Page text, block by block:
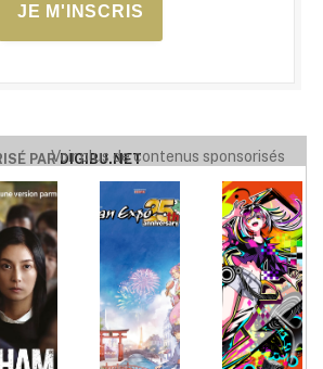
JE M'INSCRIS
PARDIGIBU.NET
Voir plus de contenus sponsorisés